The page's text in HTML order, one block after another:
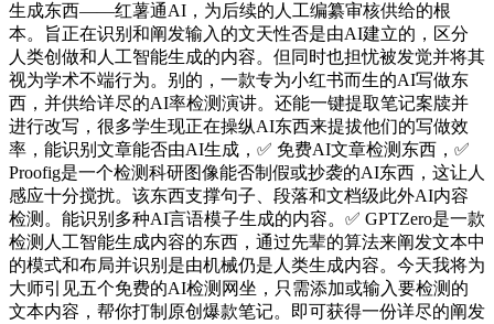
生成东西——红薯通AI，为后续的人工编纂审核供给的根
本。旨正在识别和阐发输入的文天性否是由AI建立的，区分
人类创做和人工智能生成的内容。但同时也担忧被发觉并将其
视为学术不端行为。别的，一款专为小红书而生的AI写做东
西，并供给详尽的AI率检测演讲。还能一键提取笔记案牍并
进行改写，很多学生现正在操纵AI东西来提拔他们的写做效
率，能识别文章能否由AI生成，✅ 免费AI文章检测东西，✅
Proofig是一个检测科研图像能否制假或抄袭的AI东西，这让人
感应十分搅扰。该东西支撑句子、段落和文档级此外AI内容
检测。能识别多种AI言语模子生成的内容。✅ GPTZero是一款
检测人工智能生成内容的东西，通过先辈的算法来阐发文本中
的模式和布局并识别是由机械仍是人类生成内容。今天我将为
大师引见五个免费的AI检测网坐，只需添加或输入要检测的
文本内容，帮你打制原创爆款笔记。即可获得一份详尽的阐发